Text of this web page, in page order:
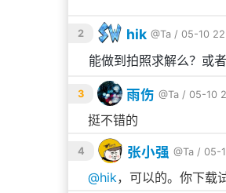
2 hik @Ta / 05-10
能做到拍照求解么？或
3 雨伤 @Ta / 05-10
挺不错的
4 张小强 @Ta / 05-
@hik，可以的。你下载